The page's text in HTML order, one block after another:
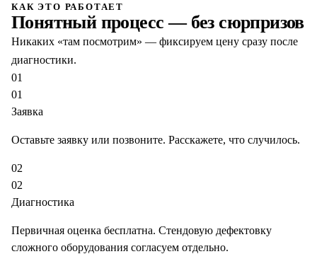
КАК ЭТО РАБОТАЕТ
Понятный процесс — без сюрпризов
Никаких «там посмотрим» — фиксируем цену сразу после
диагностики.
01
01
Заявка
Оставьте заявку или позвоните. Расскажете, что случилось.
02
02
Диагностика
Первичная оценка бесплатна. Стендовую дефектовку
сложного оборудования согласуем отдельно.